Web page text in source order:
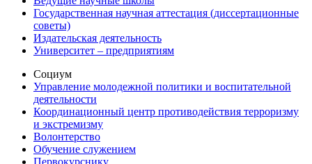
Государственная научная аттестация (диссертационные
советы)
Издательская деятельность
Университет – предприятиям
Социум
Управление молодежной политики и воспитательной
деятельности
Координационный центр противодействия терроризму
и экстремизму
Волонтерство
Обучение служением